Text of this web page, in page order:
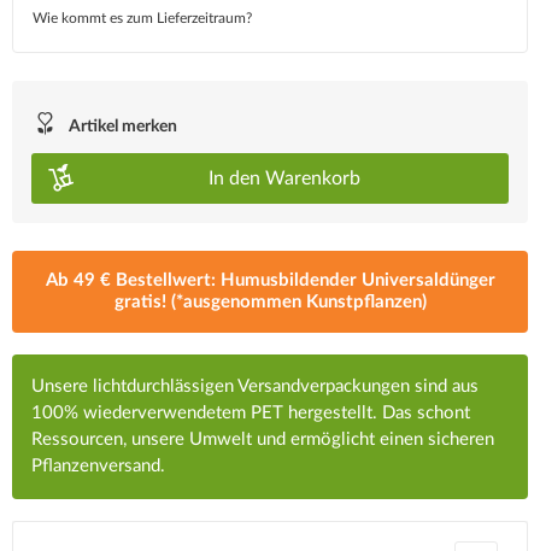
Wie kommt es zum Lieferzeitraum?
Artikel merken
In den Warenkorb
Ab 49 € Bestellwert: Humusbildender Universaldünger
gratis! (*ausgenommen Kunstpflanzen)
Unsere lichtdurchlässigen Versandverpackungen sind aus
100% wiederverwendetem PET hergestellt. Das schont
Ressourcen, unsere Umwelt und ermöglicht einen sicheren
Pflanzenversand.